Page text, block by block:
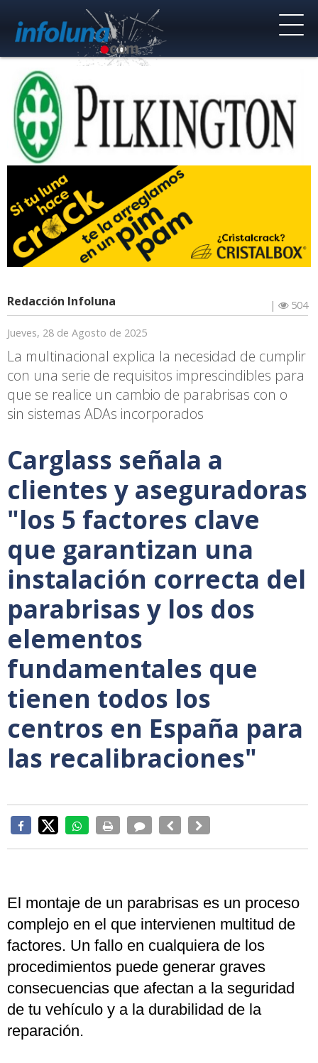
Redacción Infoluna | 504
Jueves, 28 de Agosto de 2025
La multinacional explica la necesidad de cumplir
con una serie de requisitos imprescindibles para
que se realice un cambio de parabrisas con o
sin sistemas ADAs incorporados
Carglass señala a
clientes y aseguradoras
"los 5 factores clave
que garantizan una
instalación correcta del
parabrisas y los dos
elementos
fundamentales que
tienen todos los
centros en España para
las recalibraciones"
El montaje de un parabrisas es un proceso
complejo en el que intervienen multitud de
factores. Un fallo en cualquiera de los
procedimientos puede generar graves
consecuencias que afectan a la seguridad
de tu vehículo y a la durabilidad de la
reparación.